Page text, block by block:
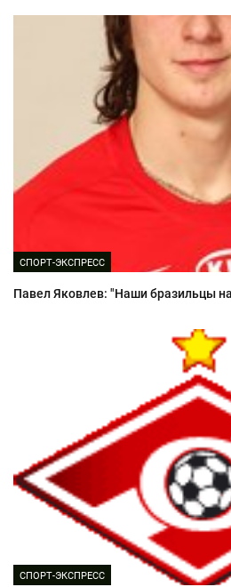
СПОРТ-ЭКСПРЕСС
Павел Яковлев: "Наши бразильцы
СПОРТ-ЭКСПРЕСС